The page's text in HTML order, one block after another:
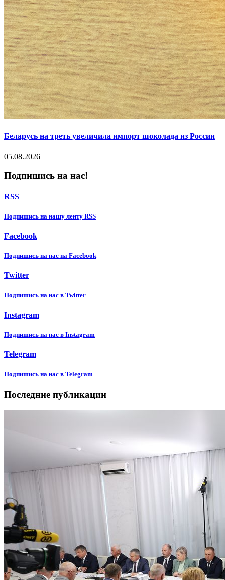
Беларусь на треть увеличила импорт шоколада из России
05.08.2026
Подпишись на нас!
RSS
Подпишиcь на нашу ленту RSS
Facebook
Подпишиcь на нас на Facebook
Twitter
Подпишиcь на нас в Twitter
Instagram
Подпишиcь на нас в Instagram
Telegram
Подпишиcь на нас в Telegram
Последние публикации